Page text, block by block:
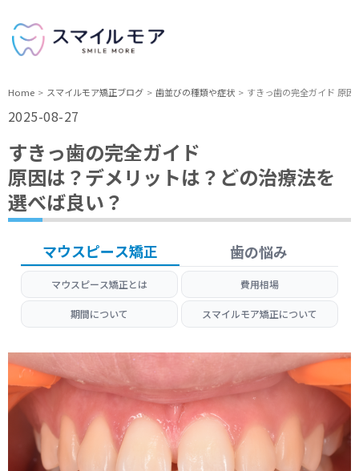
Home スマイルモア矯正ブログ 歯並びの種類や症状 すきっ
2025-08-27
すきっ歯の完全ガイド
原因は？デメリットは？どの治療法を
選べば良い？
マウスピース矯正 歯の悩み
マウスピース矯正とは 費用相場
期間について スマイルモア矯正について